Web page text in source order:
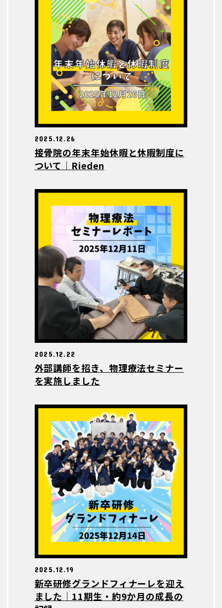
2025.12.26
接骨院の年末年始休暇と休暇制度に
ついて｜Rieden
2025.12.22
外部講師を招き、物理療法セミナー
を実施しました
2025.12.19
新卒研修グランドフィナーレを迎え
ました｜11期生・約9か月の成長の